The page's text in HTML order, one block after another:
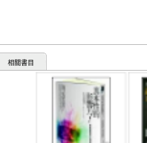
相關書目